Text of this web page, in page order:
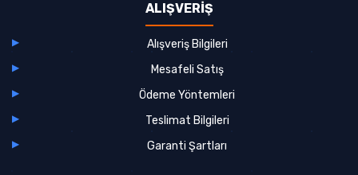
ALIŞVERİŞ
Alışveriş Bilgileri
Mesafeli Satış
Ödeme Yöntemleri
Teslimat Bilgileri
Garanti Şartları